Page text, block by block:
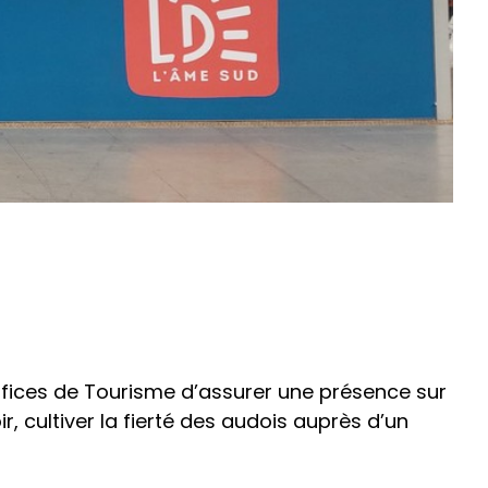
de Tourisme d’assurer une présence sur
cultiver la fierté des audois auprès d’un